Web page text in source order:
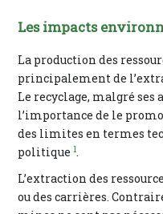
Les impacts
La production des
principalement de
Le recyclage, malgré
l’importance de le
des limites en termes
politique 1.
L’extraction des
ou des carrières.